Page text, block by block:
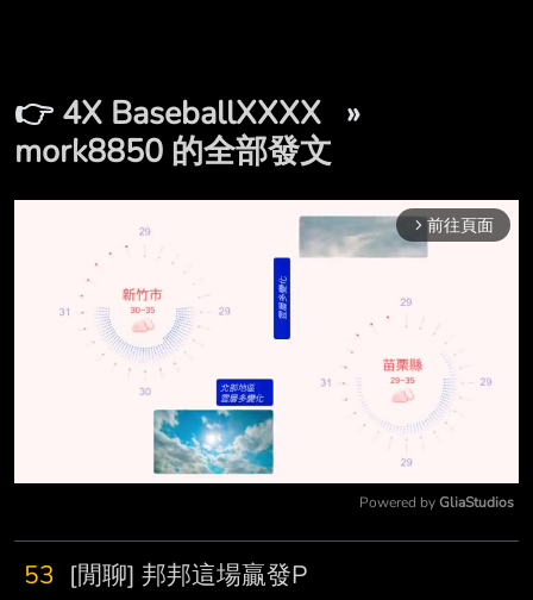
👉 4X BaseballXXXX »
mork8850 的全部發文
arrow_forward_ios 前往頁面
Powered by GliaStudios
53 [閒聊] 邦邦這場贏發P